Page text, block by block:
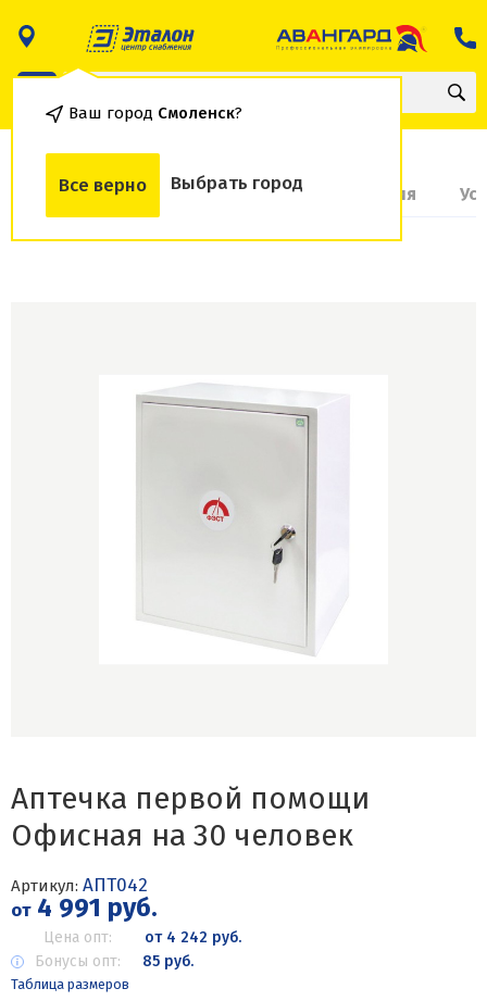
Ваш город Смоленск?
Все верно Выбрать город
О товаре Доставка и оплата Гарантия
Аптечка первой помощи
Офисная на 30 человек
Артикул: АПТ042
от4 991 руб.
Цена опт:
от 4 242 руб.
Бонусы опт:
85 руб.
Таблица размеров